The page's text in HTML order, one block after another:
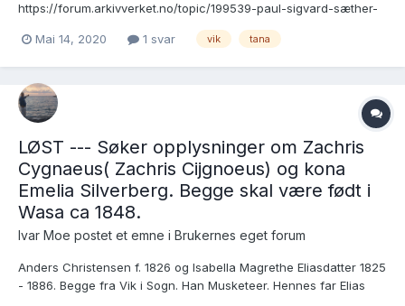
https://forum.arkivverket.no/topic/199539-paul-sigvard-sæther-
minnesota-kva-tid-utvandra-dei-kva-med-borni/page/2/?
vart ståande ulø...
Mai 14, 2020 1 svar vik tana
LØST --- Søker opplysninger om Zachris
Cygnaeus( Zachris Cijgnoeus) og kona
Emelia Silverberg. Begge skal være født i
Wasa ca 1848.
Ivar Moe postet et emne i Brukernes eget forum
Anders Christensen f. 1826 og Isabella Magrethe Eliasdatter 1825
- 1886. Begge fra Vik i Sogn. Han Musketeer. Hennes far Elias